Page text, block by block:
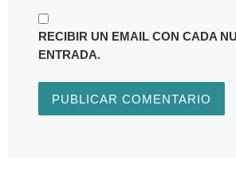
RECIBIR UN EMAIL CON CADA
ENTRADA.